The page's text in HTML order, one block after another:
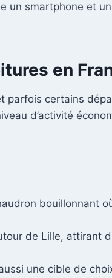
un smartphone et
en
parfois certains
d’activité
bouillonnant
de Lille, attirant
une cible de